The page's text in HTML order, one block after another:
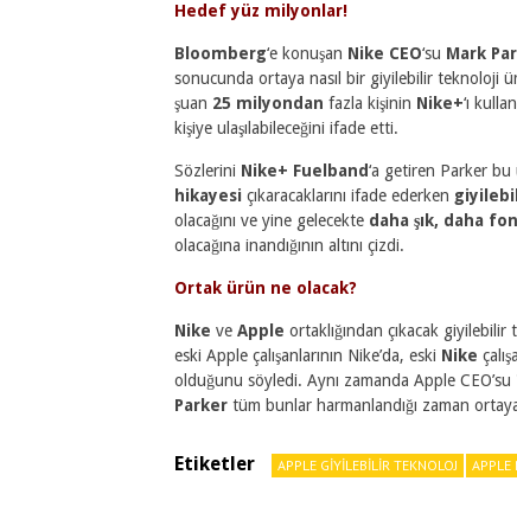
Hedef yüz milyonlar!
Bloomberg‘e konuşan Nike CEO‘su Mark
sonucunda ortaya nasıl bir giyilebilir teknoloji
şuan 25 milyondan fazla kişinin Nike+‘ı
kişiye ulaşılabileceğini ifade etti.
Sözlerini Nike+ Fuelband‘a getiren Parker
hikayesi çıkaracaklarını ifade ederken
olacağını ve yine gelecekte daha şık, daha
olacağına inandığının altını çizdi.
Ortak ürün ne olacak?
Nike ve Apple ortaklığından çıkacak
eski Apple çalışanlarının Nike’da, eski Nike
olduğunu söyledi. Aynı zamanda Apple CEO’su
Parker tüm bunlar harmanlandığı zaman
Etiketler APPLE GIYILEBILIR TEKNOLOJ APPLE